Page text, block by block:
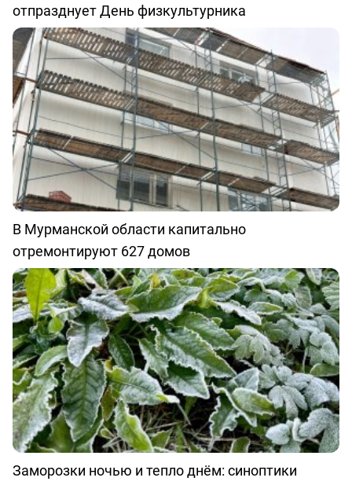
отпразднует День физкультурника
В Мурманской области капитально
отремонтируют 627 домов
Заморозки ночью и тепло днём: синоптики